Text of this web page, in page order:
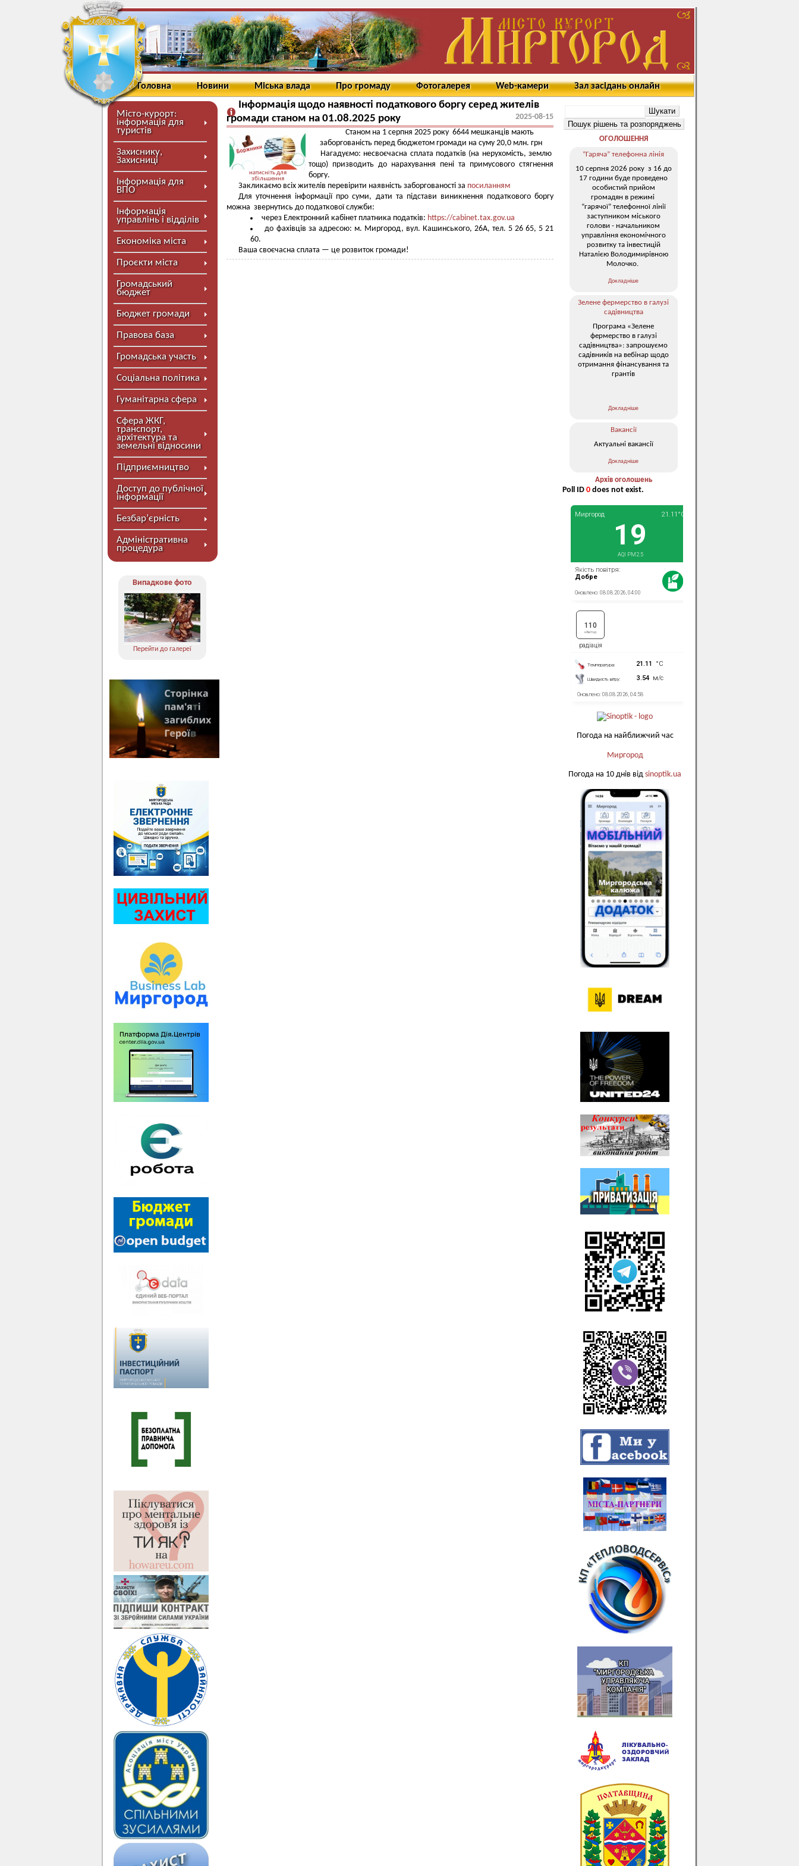
Головна Новини Міська влада Про громаду Фотогалерея Web-камери Зал засідань онлайн
Місто-курорт:
інформація для
туристів
Захиснику,
Захисниці
Інформація для
ВПО
Інформація
управлінь і відділів
Економіка міста
Проєкти міста
Громадський
бюджет
Бюджет громади
Правова база
Громадська участь
Соціальна політика
Гуманітарна сфера
Сфера ЖКГ,
транспорт,
архітектура та
земельні відносини
Підприємництво
Доступ до публічної
інформації
Безбар’єрність
Адміністративна
процедура
Випадкове фото
Перейти до галереї
Інформація щодо наявності податкового боргу серед жителів
громади станом на 01.08.2025 року
2025-08-15
натисніть для
збільшення
Станом на 1 серпня 2025 року 6644 мешканців мають
заборгованість перед бюджетом громади на суму 20,0 млн. грн
Нагадуємо: несвоєчасна сплата податків (на нерухомість, землю
тощо) призводить до нарахування пені та примусового стягнення
боргу.
Закликаємо всіх жителів перевірити наявність заборгованості за посиланням
Для уточнення інформації про суми, дати та підстави виникнення податкового боргу
можна звернутись до податкової служби:
через Електронний кабінет платника податків: https://cabinet.tax.gov.ua
до фахівців за адресою: м. Миргород, вул. Кашинського, 26А, тел. 5 26 65, 5 21
60.
Ваша своєчасна сплата — це розвиток громади!
ОГОЛОШЕННЯ
“Гаряча” телефонна лінія
10 серпня 2026 року з 16 до
17 години буде проведено
особистий прийом
громадян в режимі
“гарячої” телефонної лінії
заступником міського
голови - начальником
управління економічного
розвитку та інвестицій
Наталією Володимирівною
Молочко.
Докладніше
Зелене фермерство в галузі
садівництва
Програма «Зелене
фермерство в галузі
садівництва»: запрошуємо
садівників на вебінар щодо
отримання фінансування та
грантів
Докладніше
Вакансії
Актуальні вакансії
Докладніше
Архів оголошень
Poll ID 0 does not exist.
Погода на найближчий час
Миргород
Погода на 10 днів від sinoptik.ua